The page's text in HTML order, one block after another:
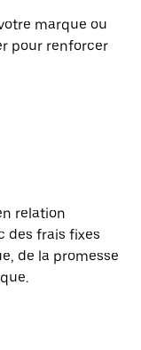
marque ou
pour renforcer
relation
des frais fixes
de la promesse